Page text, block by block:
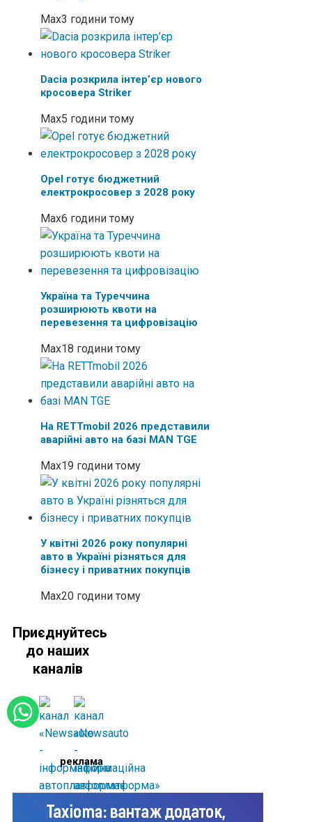
Max3 години тому
Dacia розкрила інтер’єр нового
кросовера Striker
Max5 години тому
Opel готує бюджетний
електрокросовер з 2028 року
Max6 години тому
Україна та Туреччина
розширюють квоти на
перевезення та цифровізацію
Max18 години тому
На RETTmobil 2026 представили
аварійні авто на базі MAN TGE
Max19 години тому
У квітні 2026 року популярні
авто в Україні різняться для
бізнесу і приватних покупців
Max20 години тому
Приєднуйтесь
до наших
каналів
реклама